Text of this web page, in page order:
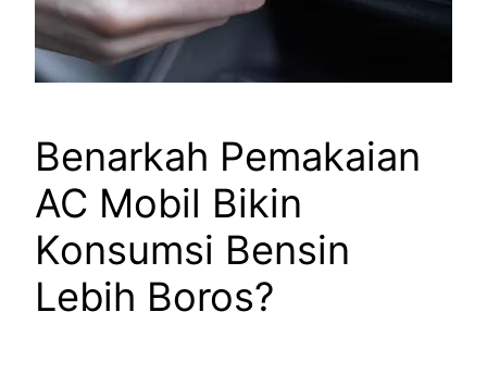
Benarkah Pemakaian
AC Mobil Bikin
Konsumsi Bensin
Lebih Boros?